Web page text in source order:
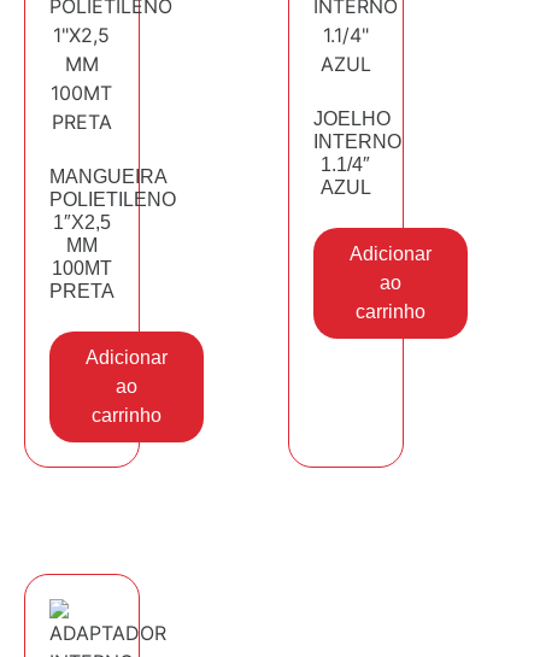
MANGUEIRA
POLIETILENO
1″X2,5
MM
100MT
PRETA
Adicionar
ao
carrinho
JOELHO
INTERNO
1.1/4″
AZUL
Adicionar
ao
carrinho